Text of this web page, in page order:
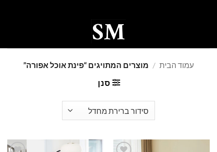
עמוד הבית / מוצרים המתויגים “פינת אוכל אפורה”
סנן